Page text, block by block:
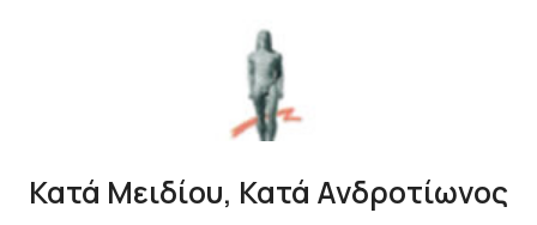
Κατά Μειδίου, Κατά Ανδροτίωνος